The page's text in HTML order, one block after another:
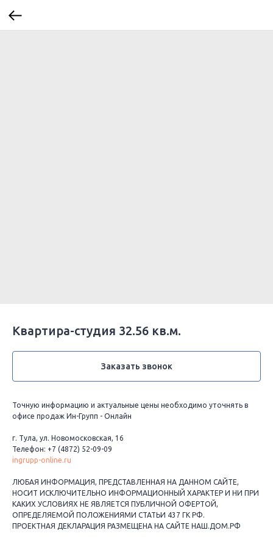
Квартира-студия 32.56 кв.м.
Заказать звонок
Точную информацию и актуальные цены необходимо уточнять в
офисе продаж Ин-Групп - Онлайн
г. Тула, ул. Новомосковская, 16
Телефон: +7 (4872) 52-09-09
ingrupp-online.ru
ЛЮБАЯ ИНФОРМАЦИЯ, ПРЕДСТАВЛЕННАЯ НА ДАННОМ САЙТЕ,
НОСИТ ИСКЛЮЧИТЕЛЬНО ИНФОРМАЦИОННЫЙ ХАРАКТЕР И НИ ПРИ
КАКИХ УСЛОВИЯХ НЕ ЯВЛЯЕТСЯ ПУБЛИЧНОЙ ОФЕРТОЙ,
ОПРЕДЕЛЯЕМОЙ ПОЛОЖЕНИЯМИ СТАТЬИ 437 ГК РФ.
ПРОЕКТНАЯ ДЕКЛАРАЦИЯ РАЗМЕЩЕНА НА САЙТЕ НАШ.ДОМ.РФ